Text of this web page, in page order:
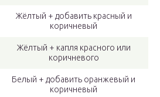
Жёлтый + добавить красный и
коричневый
Жёлтый + капля красного или
коричневого
Белый + добавить оранжевый и
коричневый